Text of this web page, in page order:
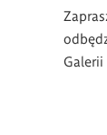
Galerii